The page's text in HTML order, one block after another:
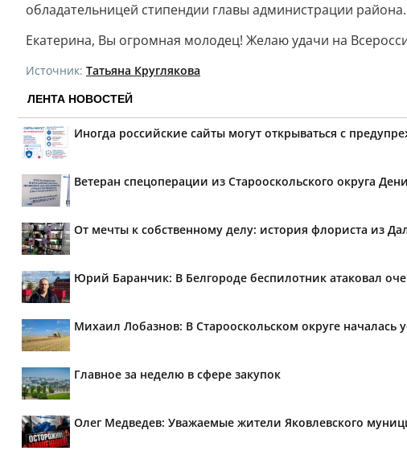
обладательницей стипендии главы администрации района.
Екатерина, Вы огромная молодец! Желаю удачи на
Источник: Татьяна Круглякова
ЛЕНТА НОВОСТЕЙ
Иногда российские сайты могут открываться с
Ветеран спецоперации из Старооскольского округа
От мечты к собственному делу: история флориста из
Юрий Баранчик: В Белгороде беспилотник атаковал
Михаил Лобазнов: В Старооскольском округе
Главное за неделю в сфере закупок
Олег Медведев: Уважаемые жители Яковлевского